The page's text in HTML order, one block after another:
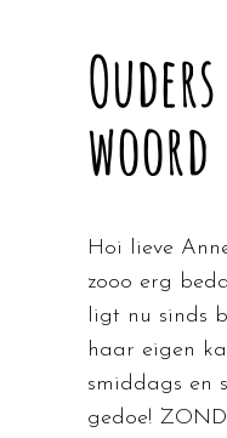
woord
Hoi lieve
zooo erg
ligt nu sinds
haar eigen
smiddags en
gedoe!